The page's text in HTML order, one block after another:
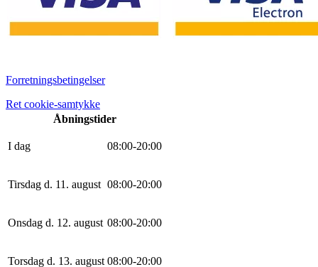
Forretningsbetingelser
Ret cookie-samtykke
Åbningstider
I dag 08:00-20:00
Tirsdag d. 11. august 08:00-20:00
Onsdag d. 12. august 08:00-20:00
Torsdag d. 13. august 08:00-20:00